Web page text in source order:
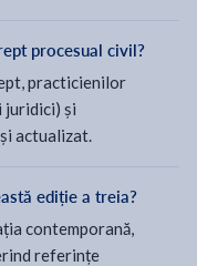
procesual civil?
practicienilor
juridici) și
actualizat.
ediție a treia?
contemporană,
referințe